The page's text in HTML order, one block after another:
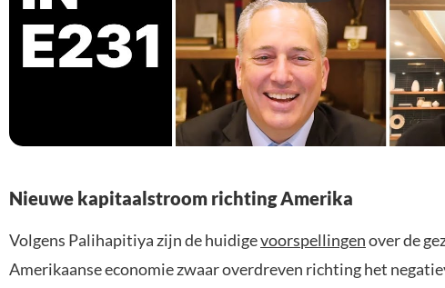
Nieuwe kapitaalstroom richting Amerika
Volgens Palihapitiya zijn de huidigevoorspellingenover de
Amerikaanse economie zwaar overdreven richting het